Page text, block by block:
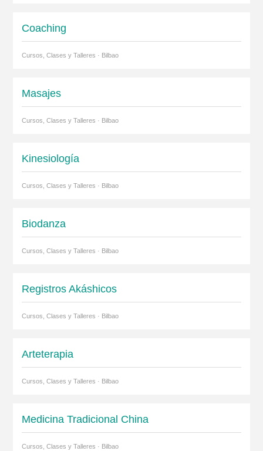
Coaching
Cursos, Clases y Talleres · Bilbao
Masajes
Cursos, Clases y Talleres · Bilbao
Kinesiología
Cursos, Clases y Talleres · Bilbao
Biodanza
Cursos, Clases y Talleres · Bilbao
Registros Akáshicos
Cursos, Clases y Talleres · Bilbao
Arteterapia
Cursos, Clases y Talleres · Bilbao
Medicina Tradicional China
Cursos, Clases y Talleres · Bilbao